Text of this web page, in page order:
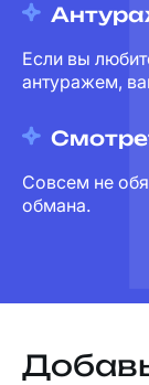
Если вы
антуражем,
Совсем не
обмана.